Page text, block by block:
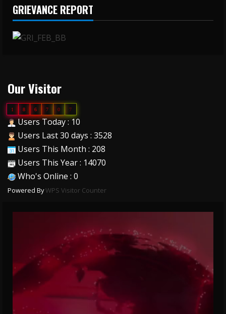
GRIEVANCE REPORT
Our Visitor
1 8 6 7 0 7
Users Today : 10
Users Last 30 days : 3528
Users This Month : 208
Users This Year : 14070
Who's Online : 0
Powered ByWPS Visitor Counter